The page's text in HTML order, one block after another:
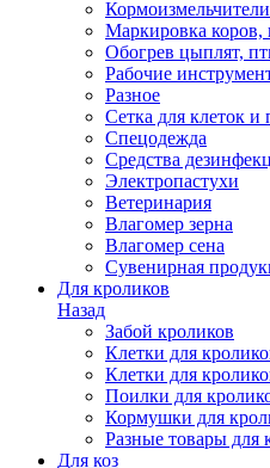
Маркировка коров,
Обогрев цыплят,
Рабочие
Разное
Сетка для клеток и
Спецодежда
Средства
Электропастухи
Ветеринария
Влагомер зерна
Влагомер сена
Сувенирная
Для кроликов
Назад
Забой кроликов
Клетки для
Клетки для
Поилки для
Кормушки для
Разные товары для
Для коз